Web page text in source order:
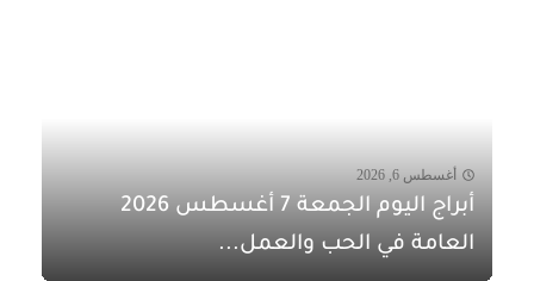
أغسطس 6, 2026
أبراج اليوم الجمعة 7 أغسطس 2026
العامة في الحب والعمل...